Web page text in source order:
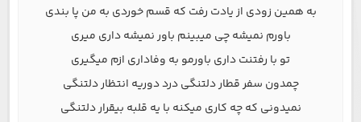
به همین زودی از یادت رفت که قسم خوردی به من پا بندی
باورم نمیشه چی میبینم باور نمیشه داری میری
تو با رفتنت داری باورمو به وفاداری ازم میگیری
چمدون سفر قطار دلتنگی درد دوریه انتظار دلتنگی
نمیدونی که چه کاری میکنه با یه قلبه بیقرار دلتنگی